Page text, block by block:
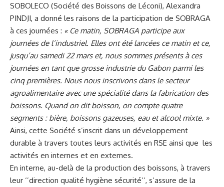
SOBOLECO (Société des Boissons de Léconi), Alexandra
PINDJI, a donné les raisons de la participation de SOBRAGA
à ces journées : « Ce matin, SOBRAGA participe aux
journées de l’industriel. Elles ont été lancées ce matin et ce,
jusqu’au samedi 22 mars et, nous sommes présents à ces
journées en tant que grosse industrie du Gabon parmi les
cinq premières. Nous nous inscrivons dans le secteur
agroalimentaire avec une spécialité dans la fabrication des
boissons. Quand on dit boisson, on compte quatre
segments : bière, boissons gazeuses, eau et alcool mixte. »
Ainsi, cette Société s’inscrit dans un développement
durable à travers toutes leurs activités en RSE ainsi que les
activités en internes et en externes.
En interne, au-delà de la production des boissons, à travers
leur ‘’direction qualité hygiène sécurité’’, s’assure de la